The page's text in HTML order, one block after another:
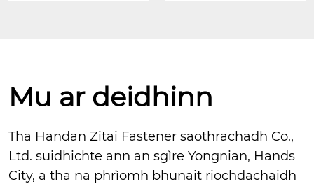
Mu ar deidhinn
Tha Handan Zitai Fastener saothrachadh Co.,
Ltd. suidhichte ann an sgìre Yongnian, Hands
City, a tha na phrìomh bhunait riochdachaidh